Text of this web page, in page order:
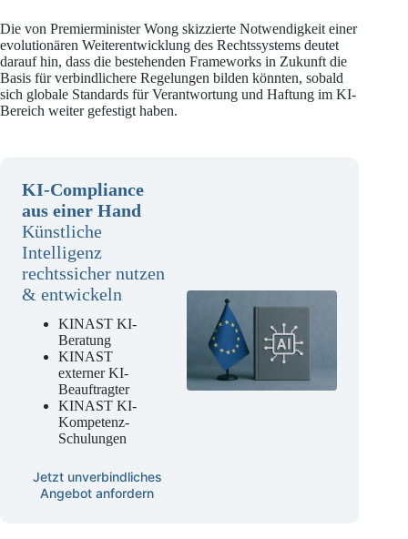
Die von Premierminister Wong skizzierte Notwendigkeit einer
evolutionären Weiterentwicklung des Rechtssystems deutet
darauf hin, dass die bestehenden Frameworks in Zukunft die
Basis für verbindlichere Regelungen bilden könnten, sobald
sich globale Standards für Verantwortung und Haftung im KI-
Bereich weiter gefestigt haben.
KI-Compliance
aus einer Hand
Künstliche
Intelligenz
rechtssicher nutzen
& entwickeln
KINAST KI-
Beratung
KINAST
externer KI-
Beauftragter
KINAST KI-
Kompetenz-
Schulungen
Jetzt unverbindliches
Angebot anfordern